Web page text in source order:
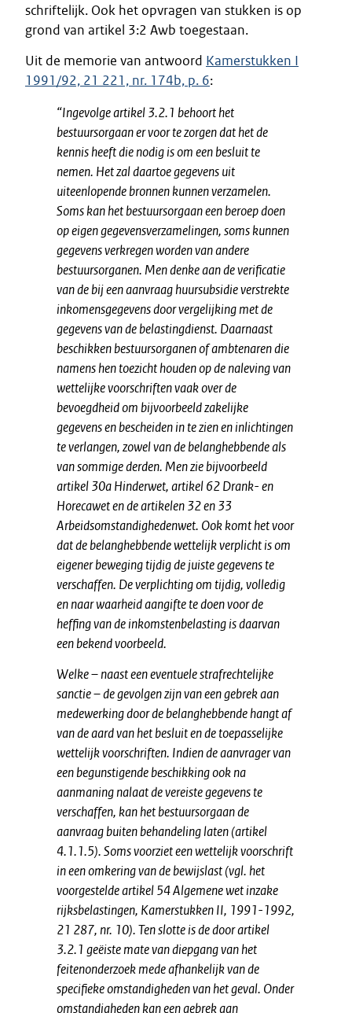
schriftelijk. Ook het opvragen van stukken is op
grond van artikel 3:2 Awb toegestaan.
Uit de memorie van antwoord Kamerstukken I
1991/92, 21 221, nr. 174b, p. 6:
“Ingevolge artikel 3.2.1 behoort het
bestuursorgaan er voor te zorgen dat het de
kennis heeft die nodig is om een besluit te
nemen. Het zal daartoe gegevens uit
uiteenlopende bronnen kunnen verzamelen.
Soms kan het bestuursorgaan een beroep doen
op eigen gegevensverzamelingen, soms kunnen
gegevens verkregen worden van andere
bestuursorganen. Men denke aan de verificatie
van de bij een aanvraag huursubsidie verstrekte
inkomensgegevens door vergelijking met de
gegevens van de belastingdienst. Daarnaast
beschikken bestuursorganen of ambtenaren die
namens hen toezicht houden op de naleving van
wettelijke voorschriften vaak over de
bevoegdheid om bijvoorbeeld zakelijke
gegevens en bescheiden in te zien en inlichtingen
te verlangen, zowel van de belanghebbende als
van sommige derden. Men zie bijvoorbeeld
artikel 30a Hinderwet, artikel 62 Drank- en
Horecawet en de artikelen 32 en 33
Arbeidsomstandighedenwet. Ook komt het voor
dat de belanghebbende wettelijk verplicht is om
eigener beweging tijdig de juiste gegevens te
verschaffen. De verplichting om tijdig, volledig
en naar waarheid aangifte te doen voor de
heffing van de inkomstenbelasting is daarvan
een bekend voorbeeld.
Welke – naast een eventuele strafrechtelijke
sanctie – de gevolgen zijn van een gebrek aan
medewerking door de belanghebbende hangt af
van de aard van het besluit en de toepasselijke
wettelijk voorschriften. Indien de aanvrager van
een begunstigende beschikking ook na
aanmaning nalaat de vereiste gegevens te
verschaffen, kan het bestuursorgaan de
aanvraag buiten behandeling laten (artikel
4.1.1.5). Soms voorziet een wettelijk voorschrift
in een omkering van de bewijslast (vgl. het
voorgestelde artikel 54 Algemene wet inzake
rijksbelastingen, Kamerstukken II, 1991-1992,
21 287, nr. 10). Ten slotte is de door artikel
3.2.1 geëiste mate van diepgang van het
feitenonderzoek mede afhankelijk van de
specifieke omstandigheden van het geval. Onder
omstandigheden kan een gebrek aan